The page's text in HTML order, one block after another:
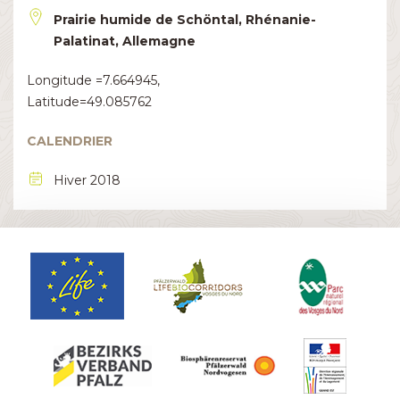
Prairie humide de Schöntal, Rhénanie-
Palatinat, Allemagne
Longitude =7.664945,
Latitude=49.085762
CALENDRIER
Hiver 2018